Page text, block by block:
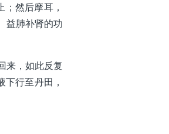
然后摩耳，
益肺补肾的功
来，如此反复
行至丹田，